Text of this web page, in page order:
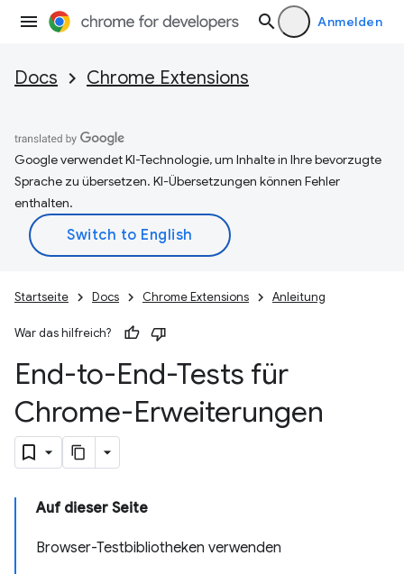
Anmelden
Docs Chrome Extensions
Google verwendet KI-Technologie, um Inhalte in Ihre bevorzugte
Sprache zu übersetzen. KI-Übersetzungen können Fehler
enthalten.
Startseite Docs Chrome Extensions Anleitung
War das hilfreich?
End-to-End-Tests für
Chrome-Erweiterungen
Auf dieser Seite
Browser-Testbibliotheken verwenden